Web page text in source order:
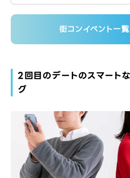
街コンイベント一
2回目のデートのスマート
グ